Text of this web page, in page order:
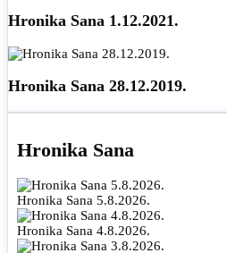
Hronika Sana 1.12.2021.
Hronika Sana 28.12.2019.
Hronika Sana
Hronika Sana 5.8.2026.
Hronika Sana 4.8.2026.